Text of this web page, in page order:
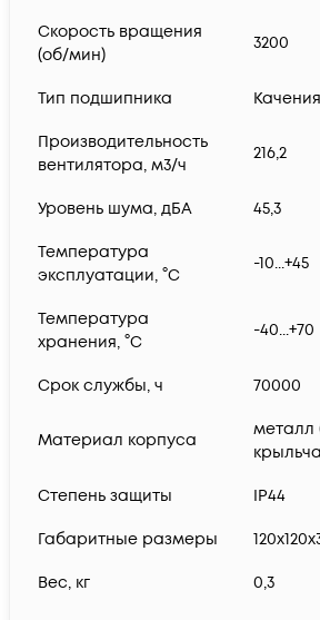
Скорость вращения
(об/мин)
3200
Тип подшипника Качения
Производительность
вентилятора, м3/ч
216,2
Уровень шума, дБА 45,3
Температура
эксплуатации, °С
-10...+45
Температура
хранения, °С
-40...+70
Срок службы, ч 70000
Материал корпуса
металл
Степень защиты IP44
Габаритные размеры
Вес, кг 0,3